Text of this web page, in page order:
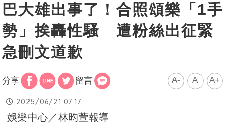
巴大雄出事了！合照頌樂「1手
勢」挨轟性騷 遭粉絲出征緊
急刪文道歉
分享 留言 A- A A+
2025/06/21 07:17
娛樂中心／林昀萱報導